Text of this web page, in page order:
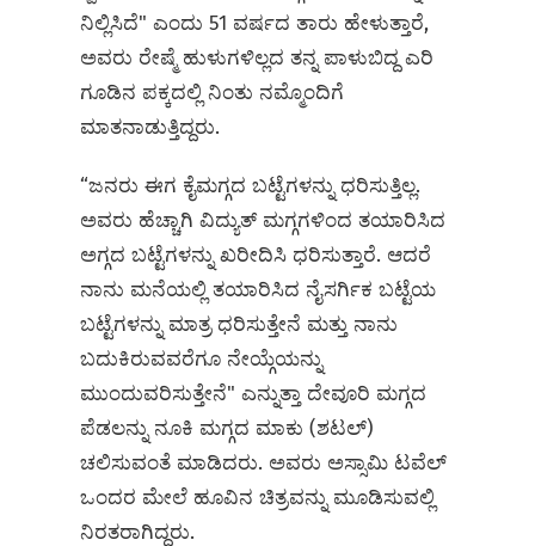
ನಿಲ್ಲಿಸಿದೆ" ಎಂದು 51 ವರ್ಷದ ತಾರು ಹೇಳುತ್ತಾರೆ,
ಅವರು ರೇಷ್ಮೆ ಹುಳುಗಳಿಲ್ಲದ ತನ್ನ ಪಾಳುಬಿದ್ದ ಎರಿ
ಗೂಡಿನ ಪಕ್ಕದಲ್ಲಿ ನಿಂತು ನಮ್ಮೊಂದಿಗೆ
ಮಾತನಾಡುತ್ತಿದ್ದರು.
“ಜನರು ಈಗ ಕೈಮಗ್ಗದ ಬಟ್ಟೆಗಳನ್ನು ಧರಿಸುತ್ತಿಲ್ಲ.
ಅವರು ಹೆಚ್ಚಾಗಿ ವಿದ್ಯುತ್ ಮಗ್ಗಗಳಿಂದ ತಯಾರಿಸಿದ
ಅಗ್ಗದ ಬಟ್ಟೆಗಳನ್ನು ಖರೀದಿಸಿ ಧರಿಸುತ್ತಾರೆ. ಆದರೆ
ನಾನು ಮನೆಯಲ್ಲಿ ತಯಾರಿಸಿದ ನೈಸರ್ಗಿಕ ಬಟ್ಟೆಯ
ಬಟ್ಟೆಗಳನ್ನು ಮಾತ್ರ ಧರಿಸುತ್ತೇನೆ ಮತ್ತು ನಾನು
ಬದುಕಿರುವವರೆಗೂ ನೇಯ್ಗೆಯನ್ನು
ಮುಂದುವರಿಸುತ್ತೇನೆ" ಎನ್ನುತ್ತಾ ದೇವೂರಿ ಮಗ್ಗದ
ಪೆಡಲನ್ನು ನೂಕಿ ಮಗ್ಗದ ಮಾಕು (ಶಟಲ್)‌
ಚಲಿಸುವಂತೆ ಮಾಡಿದರು. ಅವರು ಅಸ್ಸಾಮಿ ಟವೆಲ್‌
ಒಂದರ ಮೇಲೆ ಹೂವಿನ ಚಿತ್ರವನ್ನು ಮೂಡಿಸುವಲ್ಲಿ
ನಿರತರಾಗಿದ್ದರು.